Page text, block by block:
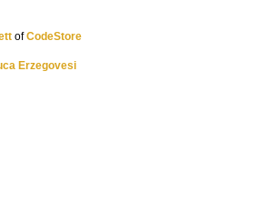
ofCodeStore
Erzegovesi